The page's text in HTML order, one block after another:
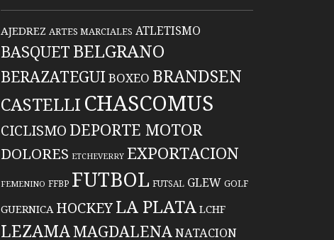
AJEDREZ ARTES MARCIALES ATLETISMO
BASQUET BELGRANO
BERAZATEGUIBOXEO BRANDSEN
CASTELLI CHASCOMUS
CICLISMO DEPORTE MOTOR
DOLORES ETCHEVERRY EXPORTACION
FEMENINO FFBP FUTBOL FUTSAL GLEW GOLF
GUERNICA HOCKEYLA PLATA LCHF
LEZAMAMAGDALENANATACION